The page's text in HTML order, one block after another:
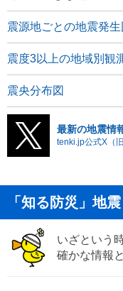
震源地ごとの地震発生
震度3以上の地域別観
震央分布図
最新の地震情
tenki.jp公式X（
「知る防災」地震
いざという
確かな情報